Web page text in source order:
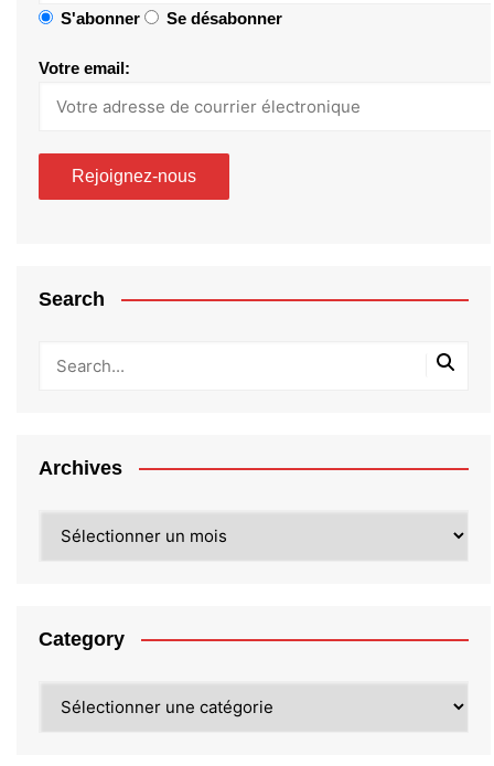
S'abonner Se désabonner
Votre email:
Search
Archives
Category